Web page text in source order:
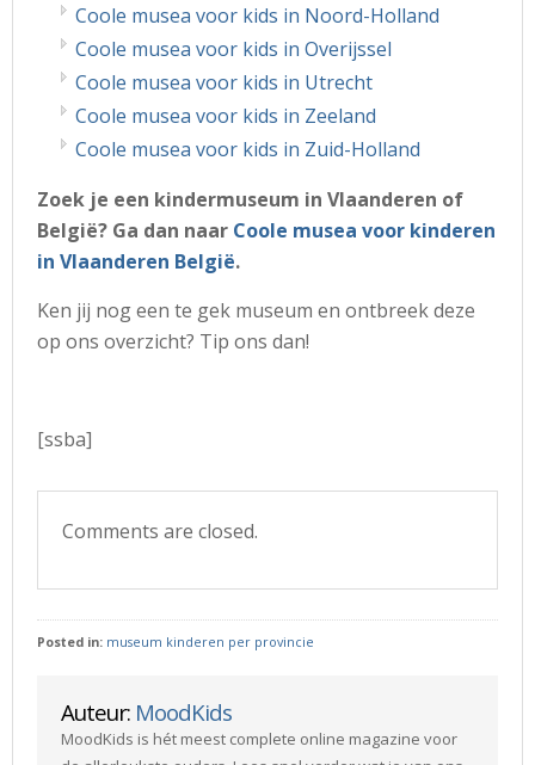
Coole musea voor kids in Noord-Holland
Coole musea voor kids in Overijssel
Coole musea voor kids in Utrecht
Coole musea voor kids in Zeeland
Coole musea voor kids in Zuid-Holland
Zoek je een kindermuseum in Vlaanderen of
België? Ga dan naar Coole musea voor kinderen
in Vlaanderen België.
Ken jij nog een te gek museum en ontbreek deze
op ons overzicht? Tip ons dan!
[ssba]
Comments are closed.
Posted in: museum kinderen per provincie
Auteur: MoodKids
MoodKids is hét meest complete online magazine voor